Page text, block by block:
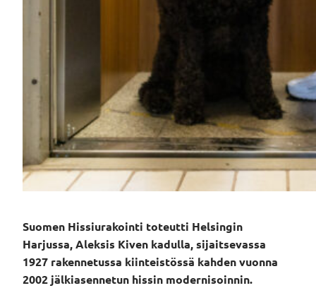
Suomen Hissiurakointi toteutti Helsingin
Harjussa, Aleksis Kiven kadulla, sijaitsevassa
1927 rakennetussa kiinteistössä kahden vuonna
2002 jälkiasennetun hissin modernisoinnin.